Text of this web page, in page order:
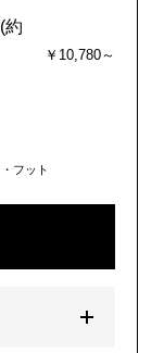
約
￥10,780～
フット